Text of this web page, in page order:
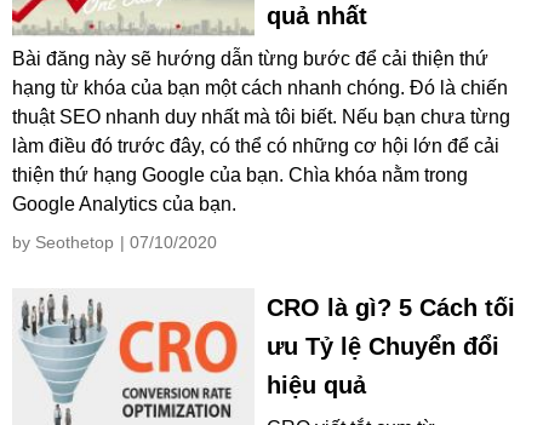
quả nhất
Bài đăng này sẽ hướng dẫn từng bước để cải thiện thứ
hạng từ khóa của bạn một cách nhanh chóng. Đó là chiến
thuật SEO nhanh duy nhất mà tôi biết. Nếu bạn chưa từng
làm điều đó trước đây, có thể có những cơ hội lớn để cải
thiện thứ hạng Google của bạn. Chìa khóa nằm trong
Google Analytics của bạn.
by Seothetop | 07/10/2020
CRO là gì? 5 Cách tối
ưu Tỷ lệ Chuyển đổi
hiệu quả